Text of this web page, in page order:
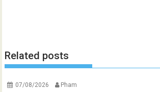
Related posts
07/08/2026 Pham